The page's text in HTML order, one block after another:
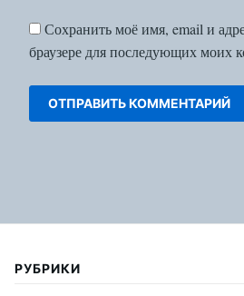
Сохранить моё имя, email и
браузере для последующих моих
РУБРИКИ